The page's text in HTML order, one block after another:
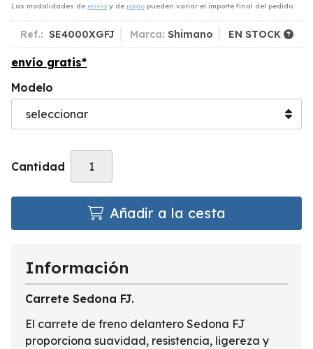
Las modalidades de envío y de pago pueden variar el importe final del pedido.
Ref.: SE4000XGFJ Marca: Shimano EN STOCK
envío gratis*
Modelo
Cantidad
Añadir a la cesta
Información
Carrete Sedona FJ.
El carrete de freno delantero Sedona FJ
proporciona suavidad, resistencia, ligereza y